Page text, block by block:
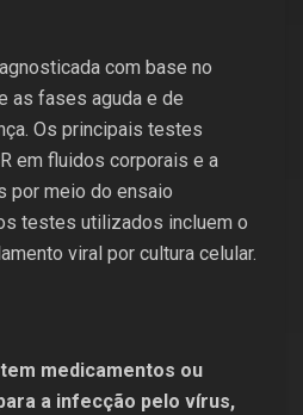
com base no
as fases aguda e de
Os principais testes
em fluidos corporais e a
por meio do ensaio
testes utilizados incluem o
viral por cultura celular.
medicamentos ou
a infecção pelo vírus,